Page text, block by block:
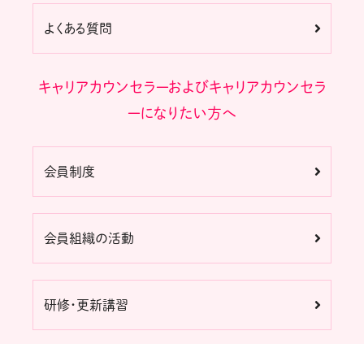
よくある質問
キャリアカウンセラーおよびキャリアカウンセラ
ーになりたい方へ
会員制度
会員組織の活動
研修・更新講習